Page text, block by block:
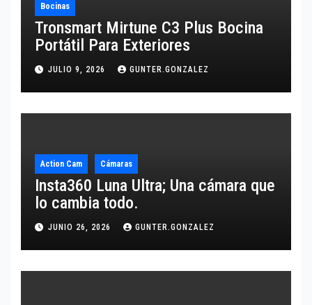
Bocinas
Tronsmart Mirtune C3 Plus Bocina
Portátil Para Exteriores
JULIO 9, 2026 GUNTER.GONZALEZ
Action Cam Cámaras
Insta360 Luna Ultra; Una cámara que
lo cambia todo.
JUNIO 26, 2026 GUNTER.GONZALEZ